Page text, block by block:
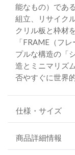
能なもの）であ
組立、リサイク
クリル板と枠材
「FRAME（フ
プルな構造の「
造とミニマリズ
否やすぐに世界
仕様・サイズ
商品詳細情報